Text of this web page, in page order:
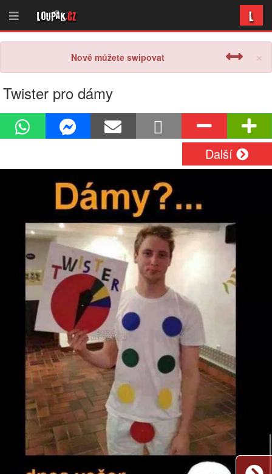
Loupak.cz L
×
Nově můžete swipovat
Twister pro dámy
Další